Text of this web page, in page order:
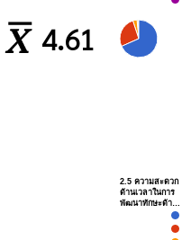
4.61
2.5 ความสะดวก
ด้านเวลาในการ
พัฒนาทักษะด้า…